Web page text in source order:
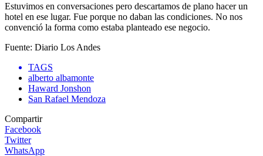
Estuvimos en conversaciones pero descartamos de plano hacer un
hotel en ese lugar. Fue porque no daban las condiciones. No nos
convenció la forma como estaba planteado ese negocio.
Fuente: Diario Los Andes
TAGS
alberto albamonte
Haward Jonshon
San Rafael Mendoza
Compartir
Facebook
Twitter
WhatsApp